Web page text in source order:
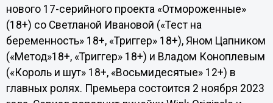
нового 17-серийного проекта «Отмороженные»
(18+) со Светланой Ивановой («Тест на
беременность» 18+, «Триггер» 18+), Яном Цапником
(«Метод»18+, «Триггер» 18+) и Владом Коноплевым
(«Король и шут» 18+, «Восьмидесятые» 12+) в
главных ролях. Премьера состоится 2 ноября 2023